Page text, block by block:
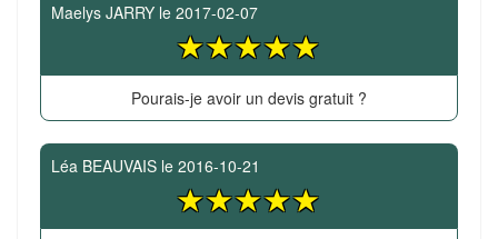
Maelys JARRY le 2017-02-07
Pourais-je avoir un devis gratuit ?
Léa BEAUVAIS le 2016-10-21